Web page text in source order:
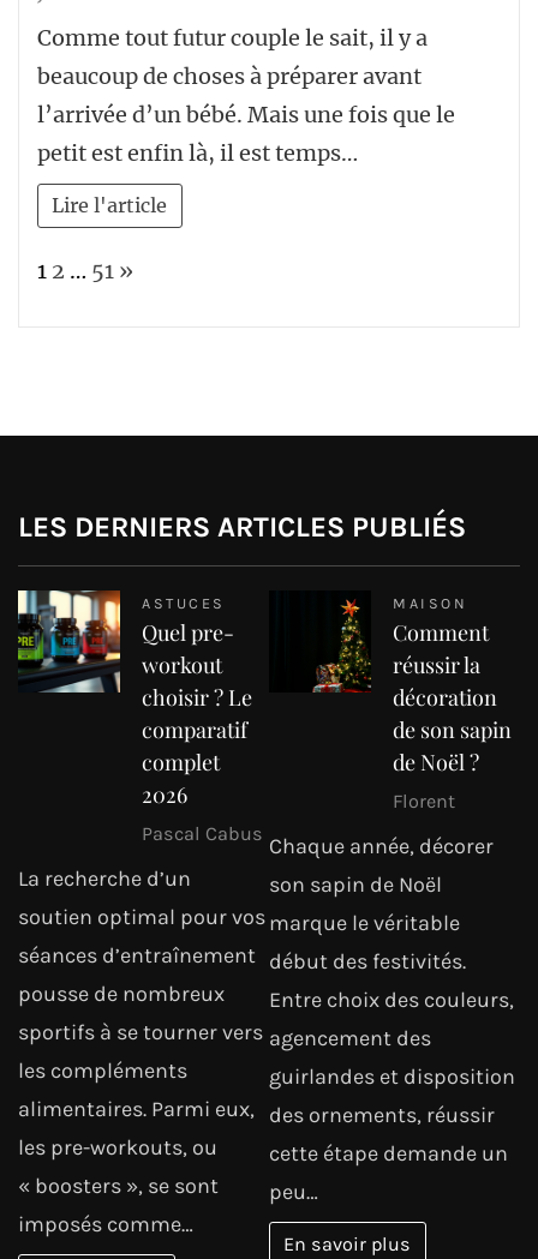
Comme tout futur couple le sait, il y a
beaucoup de choses à préparer avant
l’arrivée d’un bébé. Mais une fois que le
petit est enfin là, il est temps…
Lire l'article
Page:
1 2 … 51 Next
»
LES DERNIERS ARTICLES PUBLIÉS
ASTUCES
Quel pre-
workout
choisir ? Le
comparatif
complet
2026
Pascal Cabus
La recherche d’un
soutien optimal pour vos
séances d’entraînement
pousse de nombreux
sportifs à se tourner vers
les compléments
alimentaires. Parmi eux,
les pre-workouts, ou
« boosters », se sont
imposés comme…
MAISON
Comment
réussir la
décoration
de son sapin
de Noël ?
Florent
Chaque année, décorer
son sapin de Noël
marque le véritable
début des festivités.
Entre choix des couleurs,
agencement des
guirlandes et disposition
des ornements, réussir
cette étape demande un
peu…
En savoir plus